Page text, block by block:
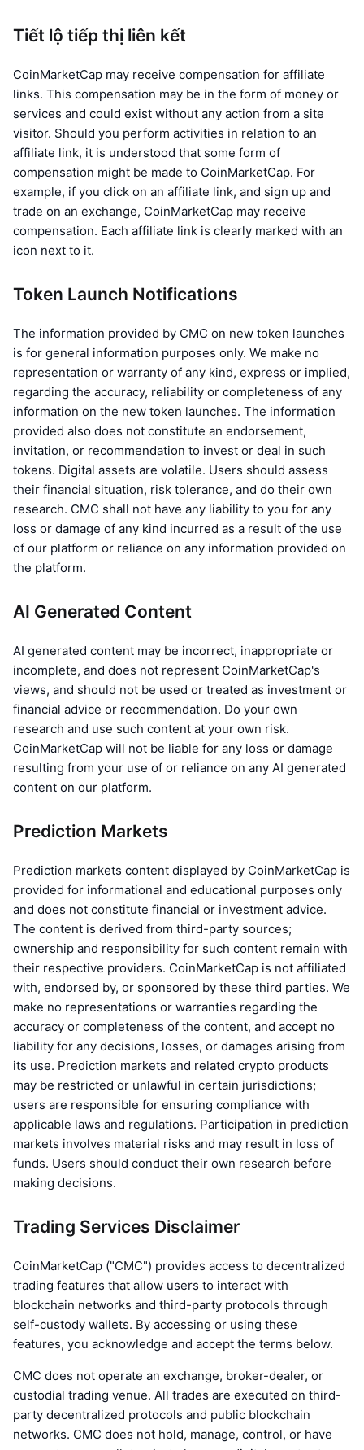
Mới
Tiền mã hóa
Chính trị
Thể thao
Tài chính
Công nghệ
NFT
Số liệu thống kê NFT giá cao nhất
Sự kiện sắp tới
Bitcoin ETF
Ethereum ETF
Phân tích kỹ thuật
RSI
MACD
Tổng quan
Thanh lý
Tỷ lệ tài trợ
Academy
Nghiên cứu
Video
Bảng thuật ngữ
Airdrop
Phần thưởng Kim cương
Học & Kiếm tiền
Lịch
Lịch ICO
Lịch Sự kiện
Tiết lộ tiếp thị liên kết
CoinMarketCap may receive compensation for affiliate
links. This compensation may be in the form of money or
services and could exist without any action from a site
visitor. Should you perform activities in relation to an
affiliate link, it is understood that some form of
compensation might be made to CoinMarketCap. For
example, if you click on an affiliate link, and sign up and
trade on an exchange, CoinMarketCap may receive
compensation. Each affiliate link is clearly marked with an
icon next to it.
Token Launch Notifications
The information provided by CMC on new token launches
is for general information purposes only. We make no
representation or warranty of any kind, express or implied,
regarding the accuracy, reliability or completeness of any
information on the new token launches. The information
provided also does not constitute an endorsement,
invitation, or recommendation to invest or deal in such
tokens. Digital assets are volatile. Users should assess
their financial situation, risk tolerance, and do their own
research. CMC shall not have any liability to you for any
loss or damage of any kind incurred as a result of the use
of our platform or reliance on any information provided on
the platform.
AI Generated Content
AI generated content may be incorrect, inappropriate or
incomplete, and does not represent CoinMarketCap's
views, and should not be used or treated as investment or
financial advice or recommendation. Do your own
research and use such content at your own risk.
CoinMarketCap will not be liable for any loss or damage
resulting from your use of or reliance on any AI generated
content on our platform.
Prediction Markets
Prediction markets content displayed by CoinMarketCap is
provided for informational and educational purposes only
and does not constitute financial or investment advice.
The content is derived from third-party sources;
ownership and responsibility for such content remain with
their respective providers. CoinMarketCap is not affiliated
with, endorsed by, or sponsored by these third parties. We
make no representations or warranties regarding the
accuracy or completeness of the content, and accept no
liability for any decisions, losses, or damages arising from
its use. Prediction markets and related crypto products
may be restricted or unlawful in certain jurisdictions;
users are responsible for ensuring compliance with
applicable laws and regulations. Participation in prediction
markets involves material risks and may result in loss of
funds. Users should conduct their own research before
making decisions.
Trading Services Disclaimer
CoinMarketCap ("CMC") provides access to decentralized
trading features that allow users to interact with
blockchain networks and third-party protocols through
self-custody wallets. By accessing or using these
features, you acknowledge and accept the terms below.
CMC does not operate an exchange, broker-dealer, or
custodial trading venue. All trades are executed on third-
party decentralized protocols and public blockchain
networks. CMC does not hold, manage, control, or have